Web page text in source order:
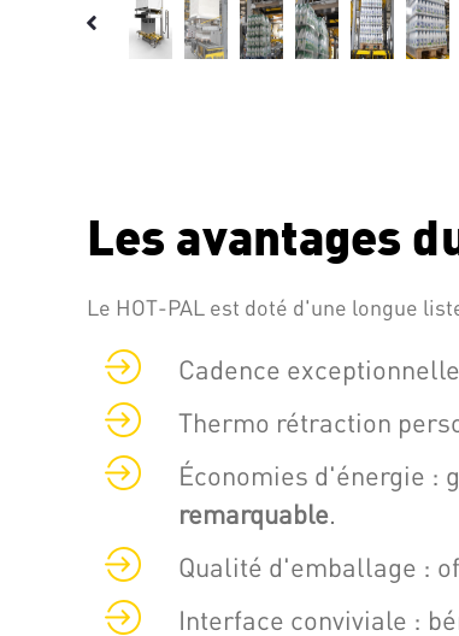
Les avantages
Le HOT-PAL est doté d'une longue
Cadence
Thermo rétraction
Économies d'énergie :
remarquable
Qualité d'emballage :
Interface conviviale :